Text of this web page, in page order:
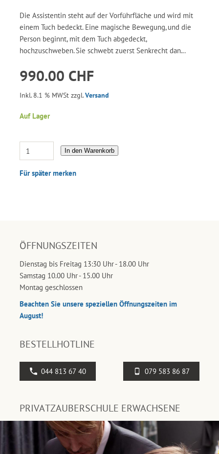
Die Assistentin steht auf der Vorführfläche und wird mit
einem Tuch bedeckt. Eine magische Bewegung, und die
Person beginnt, mit dem Tuch abgedeckt,
hochzuschweben. Sie schwebt zuerst Senkrecht dan...
990.00 CHF
Inkl. 8.1 % MWSt zzgl.Versand
Auf Lager
In den Warenkorb
Für später merken
ÖFFNUNGSZEITEN
Dienstag bis Freitag 13:30 Uhr - 18.00 Uhr
Samstag 10.00 Uhr - 15.00 Uhr
Montag geschlossen
Beachten Sie unsere speziellen Öffnungszeiten im
August!
BESTELLHOTLINE
044 813 67 40 079 583 86 87
PRIVATZAUBERSCHULE ERWACHSENE